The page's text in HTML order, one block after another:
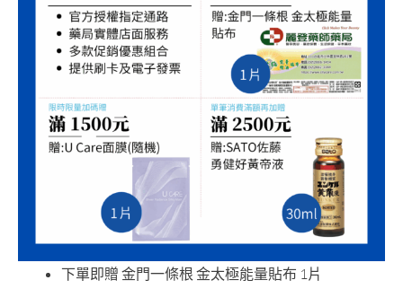
下單即贈 金門一條根 金太極能量貼布 1片